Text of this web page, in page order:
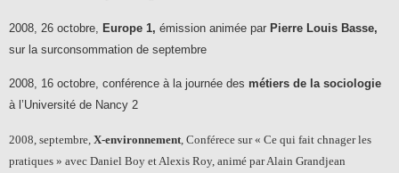
2008, 26 octobre, Europe 1, émission animée par Pierre Louis Basse,
sur la surconsommation de septembre
2008, 16 octobre, conférence à la journée des métiers de la sociologie
à l’Université de Nancy 2
2008, septembre, X-environnement , Conférece sur « Ce qui fait chnager les
pratiques » avec Daniel Boy et Alexis Roy, animé par Alain Grandjean